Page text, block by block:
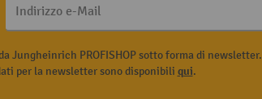
Indirizzo e-Mail
Jungheinrich PROFISHOP sotto forma di newsletter.
per la newsletter sono disponibili qui.